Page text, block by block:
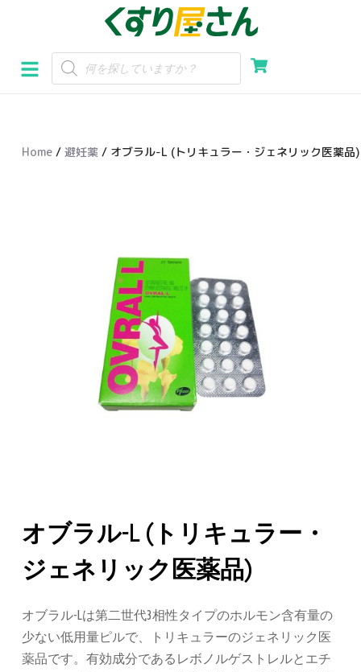
ン
テ
スHome / 避妊薬 / オブラル-L (トリキュラー・ジェネリック医薬品)
オブラル-L (トリキュラー・
ジェネリック医薬品)
オブラル-Lは第二世代3相性タイプのホルモン含有量の
少ない低用量ピルで、トリキュラーのジェネリック医
薬品です。有効成分であるレボノルゲストレルとエチ